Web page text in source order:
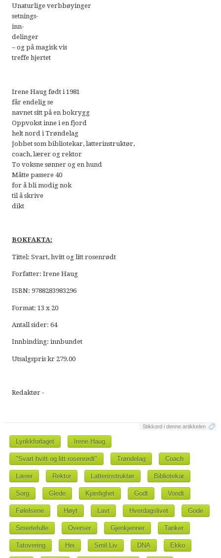
Unaturlige verbbøyinger
setnings-
inn-
delinger
– og på magisk vis
treffe hjertet
Irene Haug født i 1981
får endelig se
navnet sitt på en bokrygg
Oppvokst inne i en fjord
helt nord i Trøndelag
Jobbet som bibliotekar, latterinstruktør,
coach, lærer og rektor
To voksne sønner og en hund
Måtte passere 40
for å bli modig nok
til å skrive
dikt
BOKFAKTA:
Tittel: Svart, hvitt og litt rosenrødt
Forfatter: Irene Haug
ISBN: 9788283983296
Format: 13 x 20
Antall sider: 64
Innbinding: innbundet
Utsalgspris kr 279.00
Redaktør -
Stikkord i denne artikkelen
Lyrikkforlaget Irene Haug
"Svart hvitt og litt rosenrødt" Trøndelag Coach
Lærer Rektor Latterinstruktør Bibliotekar
Sorg Glede Kjærlighet Godt Vondt
Følelsene Høyt Lavt Hverdagslivet Gode
Smertefulle Overser Gjenkjenner Tanker
Tatovering Hei Smil Liv DNA Ekko